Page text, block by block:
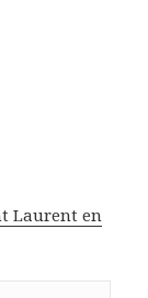
Laurent en